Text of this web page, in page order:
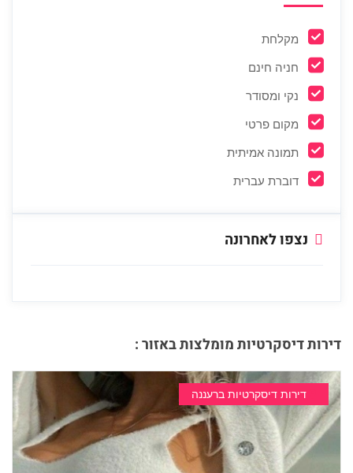
מקלחת
חניה חינם
נקי ומסודר
מקום פרטי
תמונה אמיתית
דוברת עברית
נצפו לאחרונה
דירות דיסקרטיות מומלצות באזור :
דירות דיסקרטיות ברעננה